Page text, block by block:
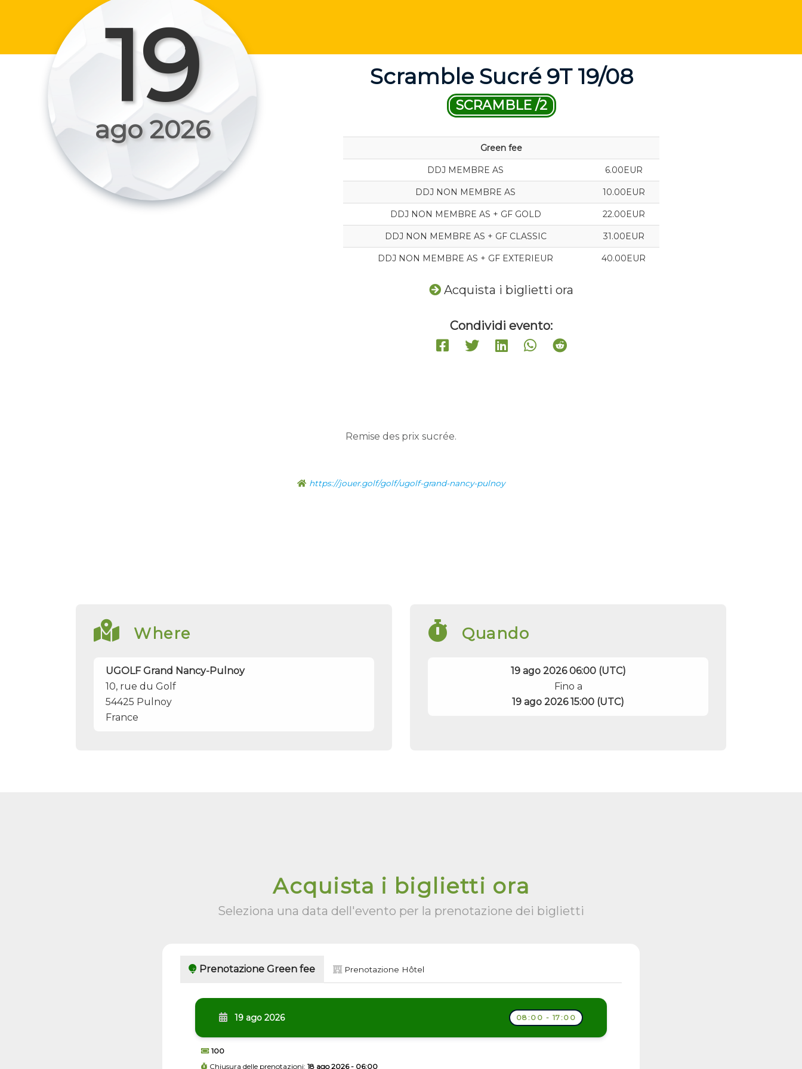
19
ago 2026
Scramble Sucré 9T 19/08
SCRAMBLE /2
Green fee
DDJ MEMBRE AS 6.00EUR
DDJ NON MEMBRE AS 10.00EUR
DDJ NON MEMBRE AS + GF GOLD 22.00EUR
DDJ NON MEMBRE AS + GF CLASSIC 31.00EUR
DDJ NON MEMBRE AS + GF EXTERIEUR 40.00EUR
Acquista i biglietti ora
Condividi evento:
Remise des prix sucrée.
https://jouer.golf/golf/ugolf-grand-nancy-pulnoy
Where
UGOLF Grand Nancy-Pulnoy
10, rue du Golf
54425 Pulnoy
France
Quando
19 ago 2026 06:00 (UTC)
Fino a
19 ago 2026 15:00 (UTC)
Acquista i biglietti ora
Seleziona una data dell'evento per la prenotazione dei biglietti
Prenotazione Green fee Prenotazione Hôtel
19 ago 2026 08:00 - 17:00
100
Chiusura delle prenotazioni: 18 ago 2026 - 06:00